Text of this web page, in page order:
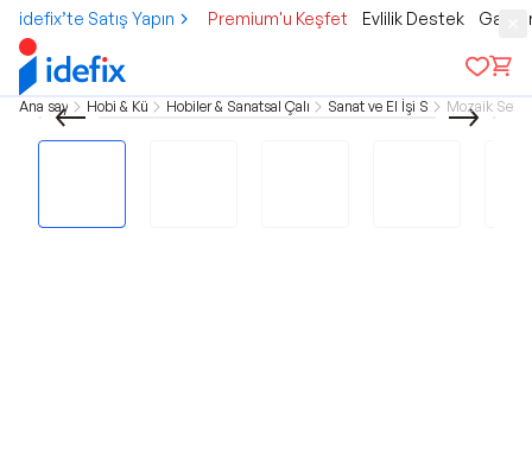
idefix’te Satış Yapın Premium'u Keşfet Evlilik Destek
Ana sayfa Hobi & KültürHobiler & Sanatsal ÇalışmalarSanat ve El İşi SetleriMozaik